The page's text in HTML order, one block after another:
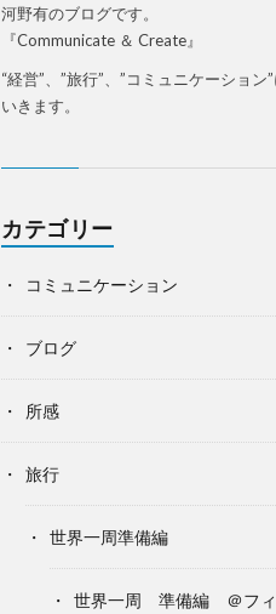
河野有のブログです。
『Communicate ＆ Create』
“経営”、”旅行”、”コミュニケーション
いきます。
カテゴリー
コミュニケーション
ブログ
所感
旅行
世界一周準備編
世界一周 準備編 ＠フィ